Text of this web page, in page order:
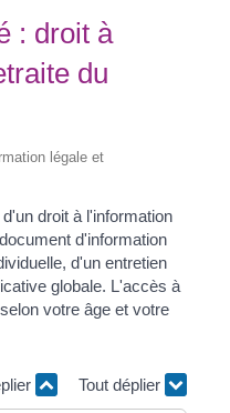
: droit à
du
légale et
droit à l'information
d'information
d'un entretien
globale. L'accès à
votre âge et votre
Tout déplier